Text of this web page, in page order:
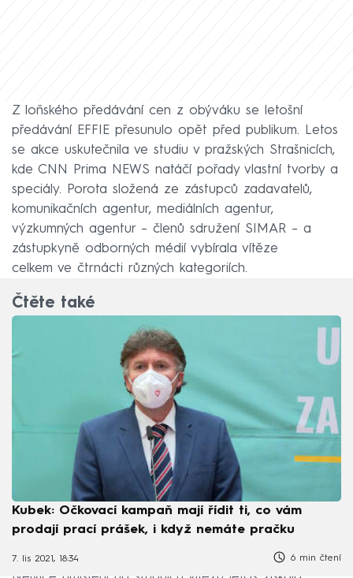
Z loňského předávání cen z obýváku se letošní
předávání EFFIE přesunulo opět před publikum. Letos
se akce uskutečnila ve studiu v pražských Strašnicích,
kde CNN Prima NEWS natáčí pořady vlastní tvorby a
speciály. Porota složená ze zástupců zadavatelů,
komunikačních agentur, mediálních agentur,
výzkumných agentur – členů sdružení SIMAR – a
zástupkyně odborných médií vybírala vítěze
celkem ve čtrnácti různých kategoriích.
Čtěte také
Kubek: Očkovací kampaň mají řídit ti, co vám
prodají prací prášek, i když nemáte pračku
7. lis 2021, 18:34 6 min čtení